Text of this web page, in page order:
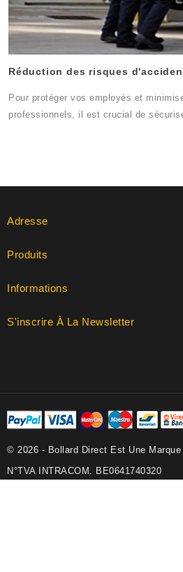
Réduction des risques
Pour protéger vos employés et
professionnels, il est crucial de
Adresse
Produits
Informations
S'inscrire À La Newsletter
© 2026 - Bollard Direct Est Une
N°TVA INTRACOM. BE0641740320